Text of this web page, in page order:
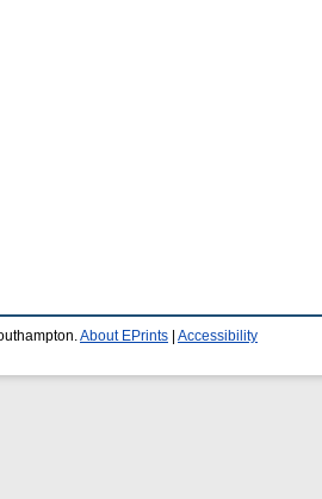
About EPrints Accessibility